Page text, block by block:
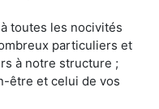
toutes les nocivités
particuliers et
à notre structure ;
être et celui de vos